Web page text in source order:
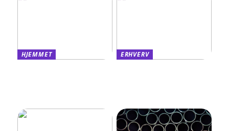
HJEMMET
ERHVERV